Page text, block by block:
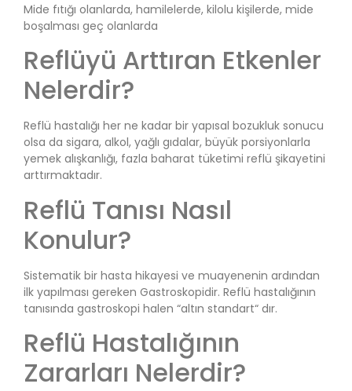
Mide fıtığı olanlarda, hamilelerde, kilolu kişilerde, mide
boşalması geç olanlarda
Reflüyü Arttıran Etkenler
Nelerdir?
Reflü hastalığı her ne kadar bir yapısal bozukluk sonucu
olsa da sigara, alkol, yağlı gıdalar, büyük porsiyonlarla
yemek alışkanlığı, fazla baharat tüketimi reflü şikayetini
arttırmaktadır.
Reflü Tanısı Nasıl
Konulur?
Sistematik bir hasta hikayesi ve muayenenin ardından
ilk yapılması gereken Gastroskopidir. Reflü hastalığının
tanısında gastroskopi halen “altın standart“ dır.
Reflü Hastalığının
Zararları Nelerdir?